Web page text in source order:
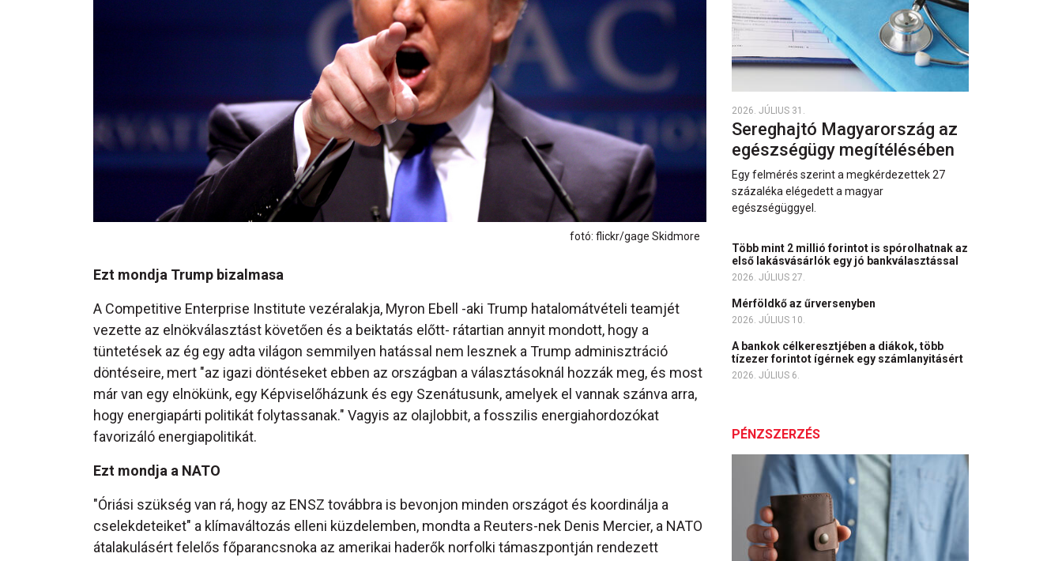
fotó: flickr/gage Skidmore
Ezt mondja Trump bizalmasa
A Competitive Enterprise Institute vezéralakja, Myron Ebell -aki Trump hatalomátvételi teamjét
vezette az elnökválasztást követően és a beiktatás előtt- rátartian annyit mondott, hogy a
tüntetések az ég egy adta világon semmilyen hatással nem lesznek a Trump adminisztráció
döntéseire, mert "az igazi döntéseket ebben az országban a választásoknál hozzák meg, és most
már van egy elnökünk, egy Képviselőházunk és egy Szenátusunk, amelyek el vannak szánva arra,
hogy energiapárti politikát folytassanak." Vagyis az olajlobbit, a fosszilis energiahordozókat
favorizáló energiapolitikát.
Ezt mondja a NATO
"Óriási szükség van rá, hogy az ENSZ továbbra is bevonjon minden országot és koordinálja a
cselekdeteiket" a klímaváltozás elleni küzdelemben, mondta a Reuters-nek Denis Mercier, a NATO
átalakulásért felelős főparancsnoka az amerikai haderők norfolki támaszpontján rendezett
2026. JÚLIUS 31.
Sereghajtó Magyarország az
egészségügy megítélésében
Egy felmérés szerint a megkérdezettek 27
százaléka elégedett a magyar
egészségüggyel.
Több mint 2 millió forintot is spórolhatnak az
első lakásvásárlók egy jó bankválasztással
2026. JÚLIUS 27.
Mérföldkő az űrversenyben
2026. JÚLIUS 10.
A bankok célkeresztjében a diákok, több
tízezer forintot ígérnek egy számlanyitásért
2026. JÚLIUS 6.
PÉNZSZERZÉS